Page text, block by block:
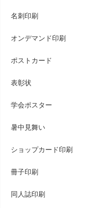
名刺印刷
オンデマンド印刷
ポストカード
表彰状
学会ポスター
暑中見舞い
ショップカード印刷
冊子印刷
同人誌印刷